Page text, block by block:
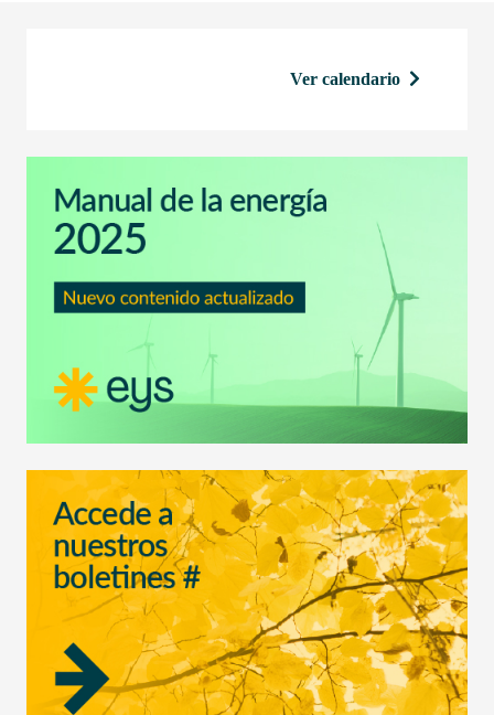
Ver calendario